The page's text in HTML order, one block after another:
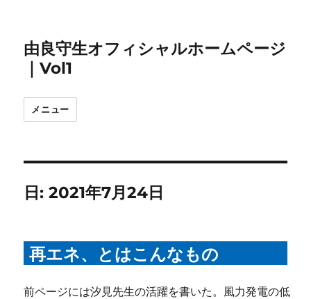
由良守生オフィシャルホームページ
｜Vol1
メニュー
日:2021年7月24日
再エネ、とはこんなもの
前ページには汐見先生の活躍を書いた。風力発電の低